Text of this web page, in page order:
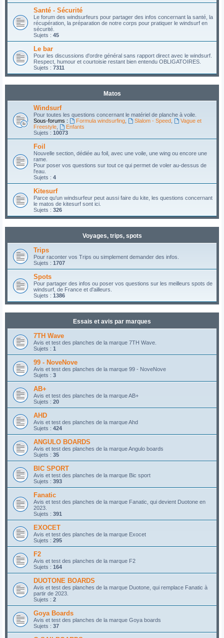
Santé - Sécurité
Le forum des windsurfeurs pour partager des infos concernant la santé, la
récupération, la préparation de notre corps pour pratiquer le windsurf en
sécurité.
Sujets : 45
Le bar
Pour les discussions d'ordre général sans rapport direct avec le windsurf.
Respect, humour et courtoisie restant bien entendu OBLIGATOIRES.
Sujets : 7311
Matos
Windsurf
Pour toutes les questions concernant le matériel de planche à voile.
Sous-forums :
Formula windsurfing, Slalom - Speed,
Vague et
Freestyle
Enfants
Sujets : 10073
Foil
Nouvelle section, dédiée au foil, avec une voile, une wing ou encore une
rame.
Pour poser vos questions sur tout ce qui permet de voler au-dessus de
l'eau.
Sujets : 4
Kitesurf
Parce qu'un windsurfeur peut aussi faire du kite, les questions concernant
le matos de kitesurf sont ici.
Sujets : 326
Voyages, trips, spots
Trips
Pour raconter vos Trips ou simplement demander des infos.
Sujets : 1707
Spots
Pour partager des infos ou poser vos questions sur les meilleurs spots de
windsurf, de France et d'ailleurs.
Sujets : 1386
Essais et avis par marques
7TH Wave
Avis et test des planches de la marque 7TH Wave.
Sujets : 1
99 - NoveNove
Avis et test des planches de la marque 99 - NoveNove
Sujets : 3
AB+
Avis et test des planches de la marque AB+
Sujets : 20
AHD
Avis et test des planches de la marque Ahd
Sujets : 424
ANGULO BOARDS
Avis et test des planches de la marque Angulo boards
Sujets : 35
BIC SPORT
Avis et test des planches de la marque Bic sport
Sujets : 393
Fanatic
Avis et test des planches de la marque Fanatic, qui devient Duotone en
2023.
Sujets : 391
EXOCET
Avis et test des planches de la marque Exocet
Sujets : 295
F2
Avis et test des planches de la marque F2
Sujets : 164
DUOTONE BOARDS
Avis et test des planches de la marque Duotone, qui remplace Fanatic à
partir de 2023.
Sujets : 2
Goya Boards
Avis et test des planches de la marque Goya boards
Sujets : 37